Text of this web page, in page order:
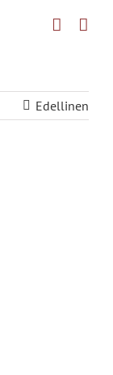
Edellinen